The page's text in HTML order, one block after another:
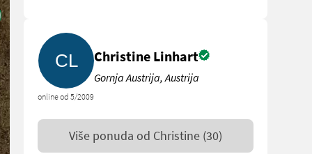
online od 5/2009
Christine Linhart
Gornja Austrija, Austrija
Više ponuda od Christine (30)